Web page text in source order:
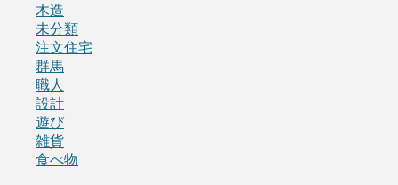
木造
未分類
注文住宅
群馬
職人
設計
遊び
雑貨
食べ物